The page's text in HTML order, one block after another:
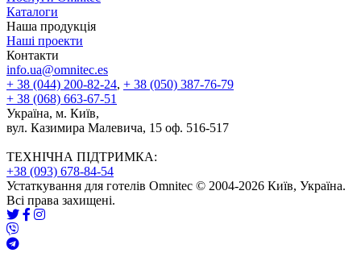
Каталоги
Наша продукція
Наші проекти
Контакти
info.ua@omnitec.es
+ 38 (044) 200-82-24, + 38 (050) 387-76-79
+ 38 (068) 663-67-51
Україна, м. Київ,
вул. Казимира Малевича, 15 оф. 516-517
ТЕХНІЧНА ПІДТРИМКА:
+38 (093) 678-84-54
Устаткування для готелів Omnitec © 2004-2026 Київ, Україна.
Всі права захищені.